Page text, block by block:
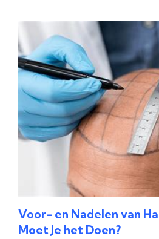
Voor- en Nadelen van
Moet Je het Doen?